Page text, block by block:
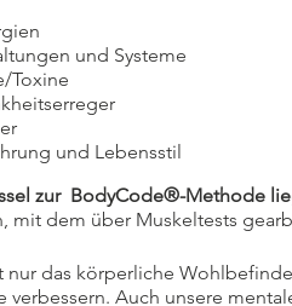
und Systeme
Toxine
und Lebensstil
zur BodyCode®-Methode
mit dem über Muskeltests
nur das körperliche
verbessern. Auch unsere